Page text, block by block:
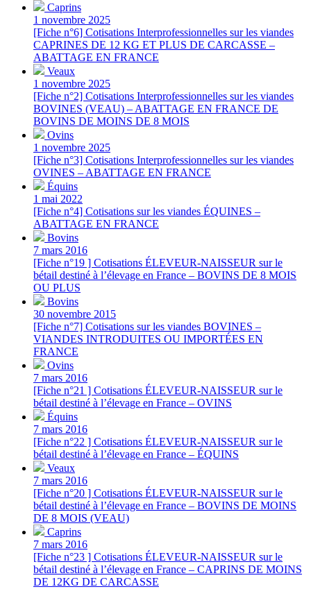
Caprins
1 novembre 2025
[Fiche n°6] Cotisations Interprofessionnelles sur les viandes
CAPRINES DE 12 KG ET PLUS DE CARCASSE –
ABATTAGE EN FRANCE
Veaux
1 novembre 2025
[Fiche n°2] Cotisations Interprofessionnelles sur les viandes
BOVINES (VEAU) – ABATTAGE EN FRANCE DE
BOVINS DE MOINS DE 8 MOIS
Ovins
1 novembre 2025
[Fiche n°3] Cotisations Interprofessionnelles sur les viandes
OVINES – ABATTAGE EN FRANCE
Équins
1 mai 2022
[Fiche n°4] Cotisations sur les viandes ÉQUINES –
ABATTAGE EN FRANCE
Bovins
7 mars 2016
[Fiche n°19 ] Cotisations ÉLEVEUR-NAISSEUR sur le
bétail destiné à l’élevage en France – BOVINS DE 8 MOIS
OU PLUS
Bovins
30 novembre 2015
[Fiche n°7] Cotisations sur les viandes BOVINES –
VIANDES INTRODUITES OU IMPORTÉES EN
FRANCE
Ovins
7 mars 2016
[Fiche n°21 ] Cotisations ÉLEVEUR-NAISSEUR sur le
bétail destiné à l’élevage en France – OVINS
Équins
7 mars 2016
[Fiche n°22 ] Cotisations ÉLEVEUR-NAISSEUR sur le
bétail destiné à l’élevage en France – ÉQUINS
Veaux
7 mars 2016
[Fiche n°20 ] Cotisations ÉLEVEUR-NAISSEUR sur le
bétail destiné à l’élevage en France – BOVINS DE MOINS
DE 8 MOIS (VEAU)
Caprins
7 mars 2016
[Fiche n°23 ] Cotisations ÉLEVEUR-NAISSEUR sur le
bétail destiné à l’élevage en France – CAPRINS DE MOINS
DE 12KG DE CARCASSE